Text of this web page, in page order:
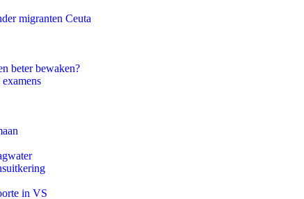
migranten Ceuta
beter bewaken?
in VS